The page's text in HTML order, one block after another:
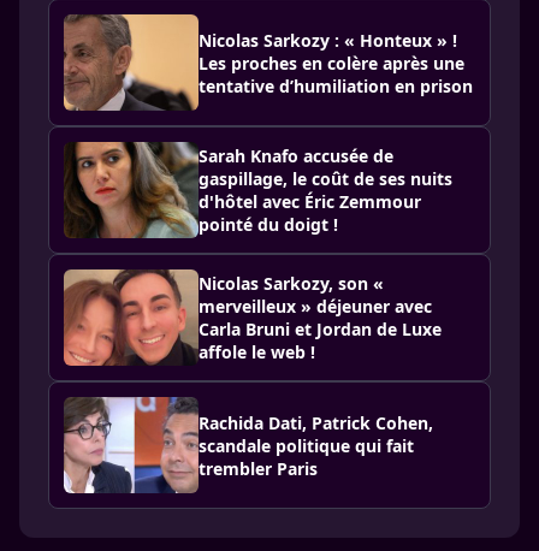
Nicolas Sarkozy : « Honteux » !
Les proches en colère après une
tentative d’humiliation en prison
Sarah Knafo accusée de
gaspillage, le coût de ses nuits
d'hôtel avec Éric Zemmour
pointé du doigt !
Nicolas Sarkozy, son «
merveilleux » déjeuner avec
Carla Bruni et Jordan de Luxe
affole le web !
Rachida Dati, Patrick Cohen,
scandale politique qui fait
trembler Paris